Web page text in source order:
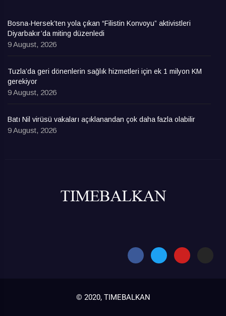
Bosna-Hersek’ten yola çıkan “Filistin Konvoyu” aktivistleri
Diyarbakır’da miting düzenledi
9 August, 2026
Tuzla’da geri dönenlerin sağlık hizmetleri için ek 1 milyon KM
gerekiyor
9 August, 2026
Batı Nil virüsü vakaları açıklanandan çok daha fazla olabilir
9 August, 2026
© 2020, TIMEBALKAN